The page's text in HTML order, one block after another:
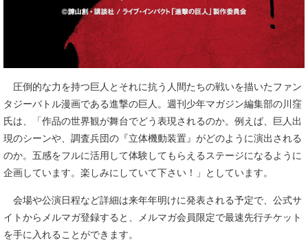
圧倒的な力を持つ巨人とそれに抗う人間たちの戦いを描いたファン
タジーバトル漫画である進撃の巨人。週刊少年マガジン編集部の川窪
氏は、「作品の世界観が舞台でどう表現されるのか。例えば、巨人出
現のシーンや、調査兵団の『立体機動装置』がどのように演出される
のか。五感をフルに活用して体験してもらえるステージになるように
企画しています。楽しみにしていて下さい！」としています。
会場や公演日程など詳細は来年年明けに発表される予定で、公式サ
イトからメルマガ登録すると、メルマガ会員限定で最速先行チケット
を手に入れることができます。